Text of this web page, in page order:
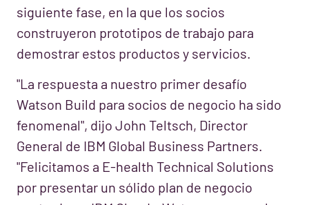
siguiente fase, en la que los socios
construyeron prototipos de trabajo para
demostrar estos productos y servicios.
"La respuesta a nuestro primer desafío
Watson Build para socios de negocio ha sido
fenomenal", dijo John Teltsch, Director
General de IBM Global Business Partners.
"Felicitamos a E-health Technical Solutions
por presentar un sólido plan de negocio